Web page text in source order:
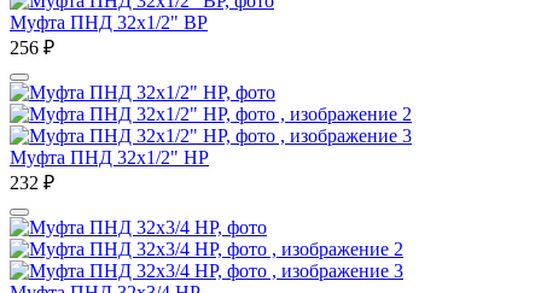
Муфта ПНД 32х1/2" ВР
256 ₽
Муфта ПНД 32х1/2" НР
232 ₽